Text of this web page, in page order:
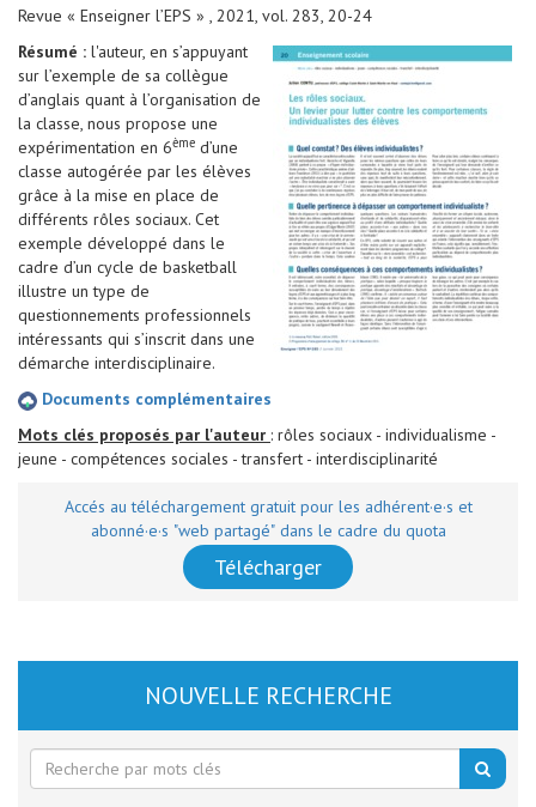
Revue « Enseigner l’EPS » , 2021, vol. 283, 20-24
Résumé : l'auteur, en s’appuyant
sur l’exemple de sa collègue
d’anglais quant à l’organisation de
la classe, nous propose une
expérimentation en 6ème d’une
classe autogérée par les élèves
grâce à la mise en place de
différents rôles sociaux. Cet
exemple développé dans le
cadre d’un cycle de basketball
illustre un type de
questionnements professionnels
intéressants qui s’inscrit dans une
démarche interdisciplinaire.
Documents complémentaires
Mots clés proposés par l'auteur : rôles sociaux - individualisme -
jeune - compétences sociales - transfert - interdisciplinarité
Accés au téléchargement gratuit pour les adhérent·e·s et
abonné·e·s "web partagé" dans le cadre du quota
Télécharger
NOUVELLE RECHERCHE